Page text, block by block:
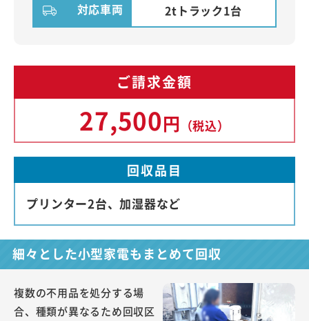
対応車両 2tトラック1台
ご請求金額
27,500円 （税込）
回収品目
プリンター2台、加湿器など
細々とした小型家電もまとめて回収
複数の不用品を処分する場
合、種類が異なるため回収区